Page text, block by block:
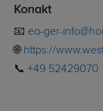
Konakt
📧 ea-ger-
🌐 https://
📞 +49 52429070